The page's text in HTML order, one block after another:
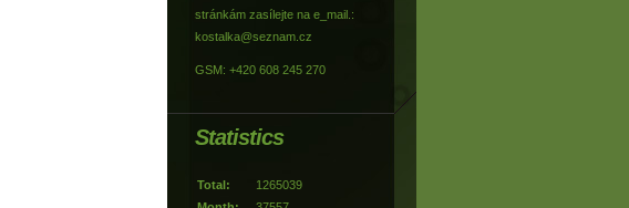
stránkám zasílejte na e_mail.:
kostalka@seznam.cz
GSM: +420 608 245 270
Statistics
Total:
1265039